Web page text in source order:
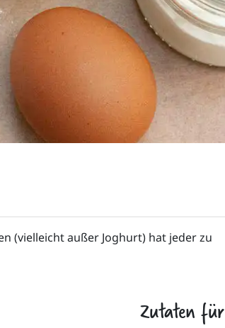
(vielleicht außer Joghurt) hat jeder zu
Zutaten für